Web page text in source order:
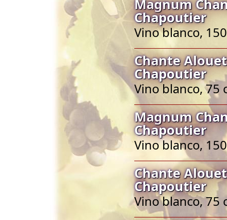
Magnum
Chapoutier
Vino blanco,
Chante
Chapoutier
Vino blanco, 75
Magnum
Chapoutier
Vino blanco,
Chante
Chapoutier
Vino blanco, 75